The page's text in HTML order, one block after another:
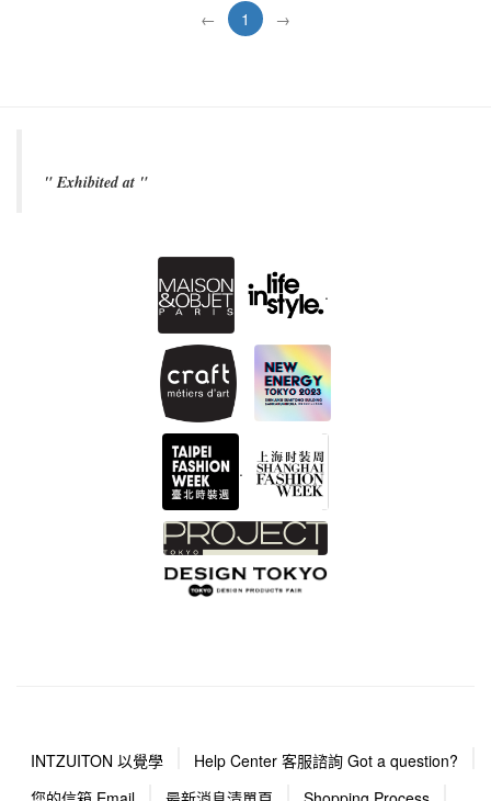
← 1 →
" Exhibited at "
.
.
INTZUITON 以覺學
Help Center 客服諮詢 Got a question?